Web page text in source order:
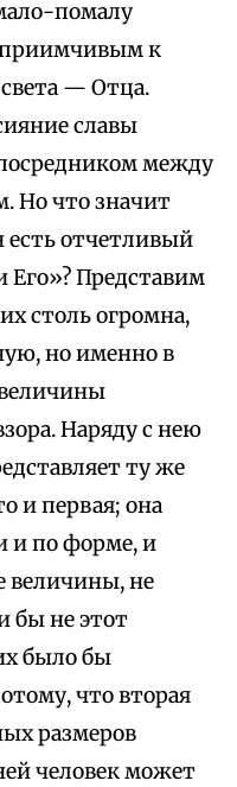
помалу
к
— Отца.
славы
между
Но что значит
отчетливый
Его»? Представим
столь огромна,
но именно в
Наряду с нею
ту же
и первая; она
и по форме, и
величины, не
бы не этот
было бы
что вторая
размеров
человек может